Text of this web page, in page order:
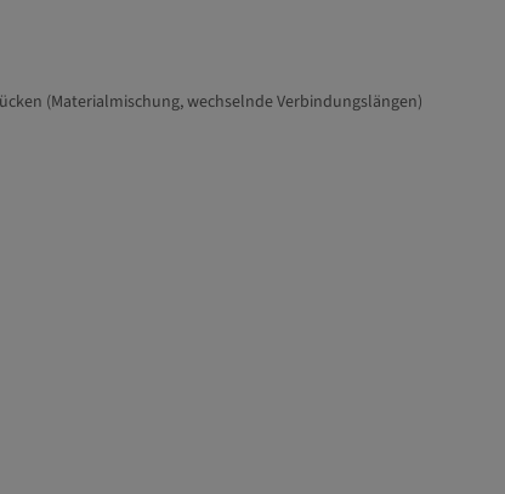
(Materialmischung, wechselnde Verbindungslängen)